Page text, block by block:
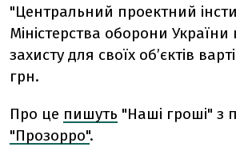
"Центральний проектний
Міністерства оборони
захисту для своїх об’єктів
грн.
Про це пишуть "Наші гроші" з
"Прозорро".